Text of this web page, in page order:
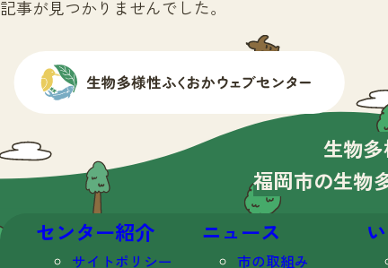
記事が見つかりませんでした。
生物多
福岡市の生物
センター紹介
サイトポリシー
ニュース
市の取組み